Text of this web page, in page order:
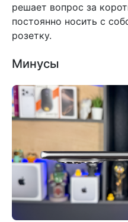
решает вопрос за
постоянно носить с
розетку.
Минусы